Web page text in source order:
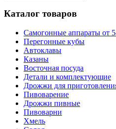
Каталог товаров
Самогонные аппараты от
Перегонные кубы
Автоклавы
Казаны
Восточная посуда
Детали и комплектующие
Дрожжи для
Пивоварение
Дрожжи пивные
Пивоварни
Хмель